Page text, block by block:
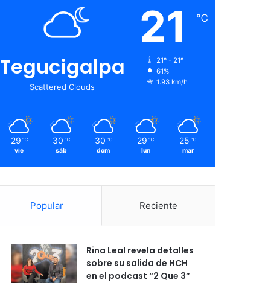
Tegucigalpa
Scattered Clouds
21 ℃
21º - 21º
61%
1.93 km/h
29 ℃
vie
30 ℃
sáb
30 ℃
dom
29 ℃
lun
25 ℃
mar
Popular Reciente
Rina Leal revela detalles
sobre su salida de HCH
en el podcast “2 Que 3”